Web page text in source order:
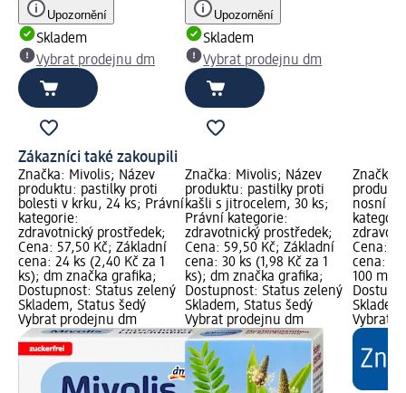
Upozornění
Skladem
Vybrat prodejnu dm
Upozornění
Skladem
Vybrat prodejnu dm
Zákazníci také zakoupili
Značka: Mivolis; Název
produktu: pastilky proti
bolesti v krku, 24 ks; Právní
kategorie:
zdravotnický prostředek;
Cena: 57,50 Kč; Základní
cena: 24 ks (2,40 Kč za 1
ks); dm značka grafika;
Dostupnost: Status zelený
Skladem, Status šedý
Vybrat prodejnu dm
Značka: Mivolis; Název
produktu: pastilky proti
kašli s jitrocelem, 30 ks;
Právní kategorie:
zdravotnický prostředek;
Cena: 59,50 Kč; Základní
cena: 30 ks (1,98 Kč za 1
ks); dm značka grafika;
Dostupnost: Status zelený
Skladem, Status šedý
Vybrat prodejnu dm
Značka:
nosní
Cena:
cena:
100 ml);
Vybrat